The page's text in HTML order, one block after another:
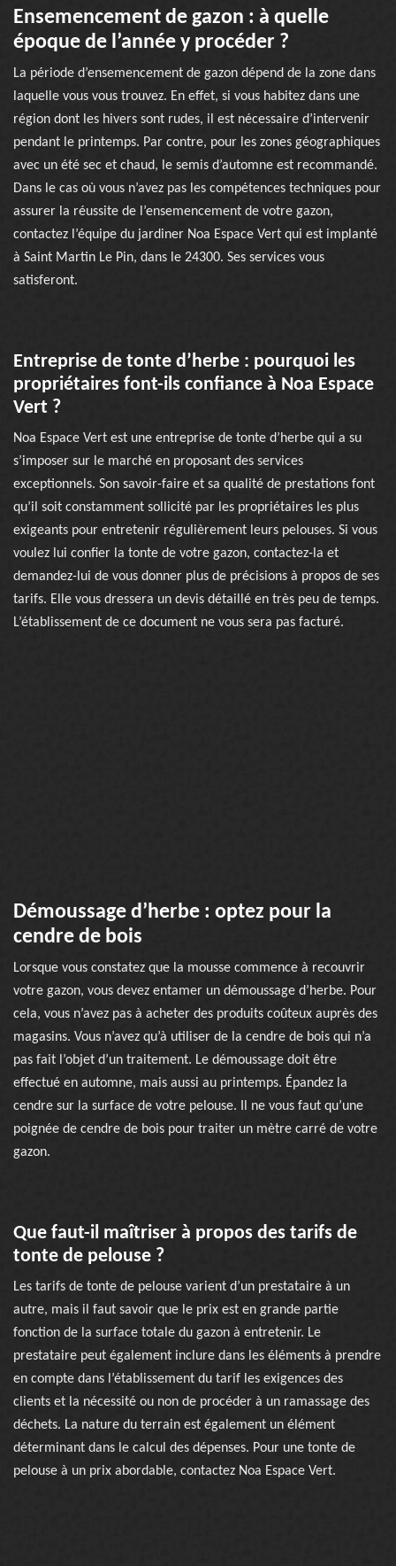
Ensemencement de gazon : à quelle
époque de l’année y procéder ?
La période d’ensemencement de gazon dépend de la zone dans
laquelle vous vous trouvez. En effet, si vous habitez dans une
région dont les hivers sont rudes, il est nécessaire d’intervenir
pendant le printemps. Par contre, pour les zones géographiques
avec un été sec et chaud, le semis d’automne est recommandé.
Dans le cas où vous n’avez pas les compétences techniques pour
assurer la réussite de l’ensemencement de votre gazon,
contactez l’équipe du jardiner Noa Espace Vert qui est implanté
à Saint Martin Le Pin, dans le 24300. Ses services vous
satisferont.
Entreprise de tonte d’herbe : pourquoi les
propriétaires font-ils confiance à Noa Espace
Vert ?
Noa Espace Vert est une entreprise de tonte d’herbe qui a su
s’imposer sur le marché en proposant des services
exceptionnels. Son savoir-faire et sa qualité de prestations font
qu’il soit constamment sollicité par les propriétaires les plus
exigeants pour entretenir régulièrement leurs pelouses. Si vous
voulez lui confier la tonte de votre gazon, contactez-la et
demandez-lui de vous donner plus de précisions à propos de ses
tarifs. Elle vous dressera un devis détaillé en très peu de temps.
L’établissement de ce document ne vous sera pas facturé.
Démoussage d’herbe : optez pour la
cendre de bois
Lorsque vous constatez que la mousse commence à recouvrir
votre gazon, vous devez entamer un démoussage d’herbe. Pour
cela, vous n’avez pas à acheter des produits coûteux auprès des
magasins. Vous n’avez qu’à utiliser de la cendre de bois qui n’a
pas fait l’objet d’un traitement. Le démoussage doit être
effectué en automne, mais aussi au printemps. Épandez la
cendre sur la surface de votre pelouse. Il ne vous faut qu’une
poignée de cendre de bois pour traiter un mètre carré de votre
gazon.
Que faut-il maîtriser à propos des tarifs de
tonte de pelouse ?
Les tarifs de tonte de pelouse varient d’un prestataire à un
autre, mais il faut savoir que le prix est en grande partie
fonction de la surface totale du gazon à entretenir. Le
prestataire peut également inclure dans les éléments à prendre
en compte dans l’établissement du tarif les exigences des
clients et la nécessité ou non de procéder à un ramassage des
déchets. La nature du terrain est également un élément
déterminant dans le calcul des dépenses. Pour une tonte de
pelouse à un prix abordable, contactez Noa Espace Vert.